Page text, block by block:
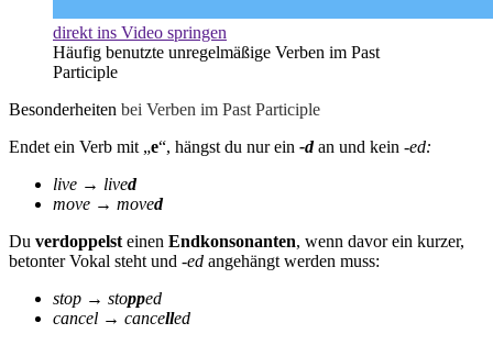
direkt ins Video springen
Häufig benutzte unregelmäßige Verben im Past
Participle
Besonderheiten bei Verben im Past Participle
Endet ein Verb mit „e“, hängst du nur ein -dan und kein -ed:
live → lived
move → moved
Du verdoppelst einen Endkonsonanten, wenn davor ein kurzer,
betonter Vokal steht und -ed angehängt werden muss:
stop → stopped
cancel → cancelled